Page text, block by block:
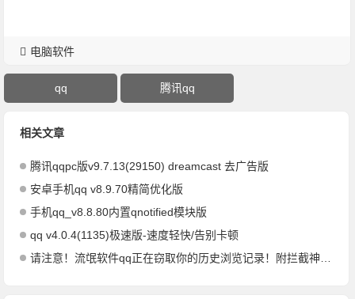
电脑软件
qq 腾讯qq
相关文章
腾讯qqpc版v9.7.13(29150) dreamcast 去广告版
安卓手机qq v8.9.70精简优化版
手机qq_v8.8.80内置qnotified模块版
qq v4.0.4(1135)极速版-速度轻快/告别卡顿
请注意！流氓软件qq正在窃取你的历史浏览记录！附拦截神器！